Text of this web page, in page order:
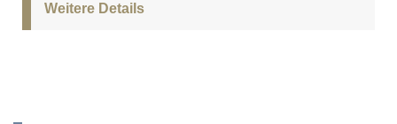
Weitere Details